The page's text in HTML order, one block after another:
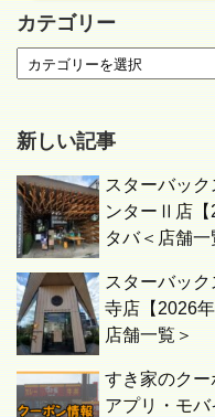
カテゴリー
新しい記事
スターバッ
ンターⅡ店【
タバ＜店舗一
スターバッ
寺店【2026
店舗一覧＞
すき家のクー
アプリ・モ